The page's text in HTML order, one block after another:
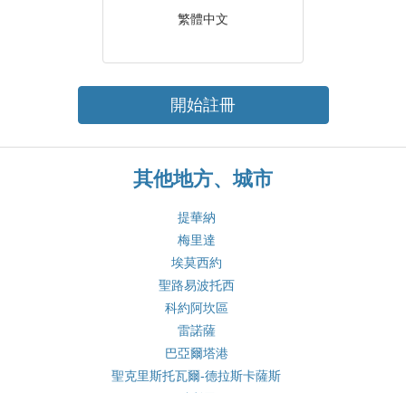
繁體中文
開始註冊
其他地方、城市
提華納
梅里達
埃莫西約
聖路易波托西
科約阿坎區
雷諾薩
巴亞爾塔港
聖克里斯托瓦爾-德拉斯卡薩斯